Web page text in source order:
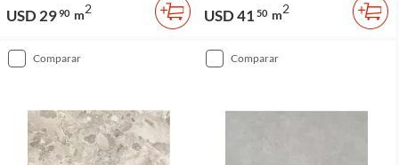
USD 2990 m2 USD 41 50 m2
comparar comparar